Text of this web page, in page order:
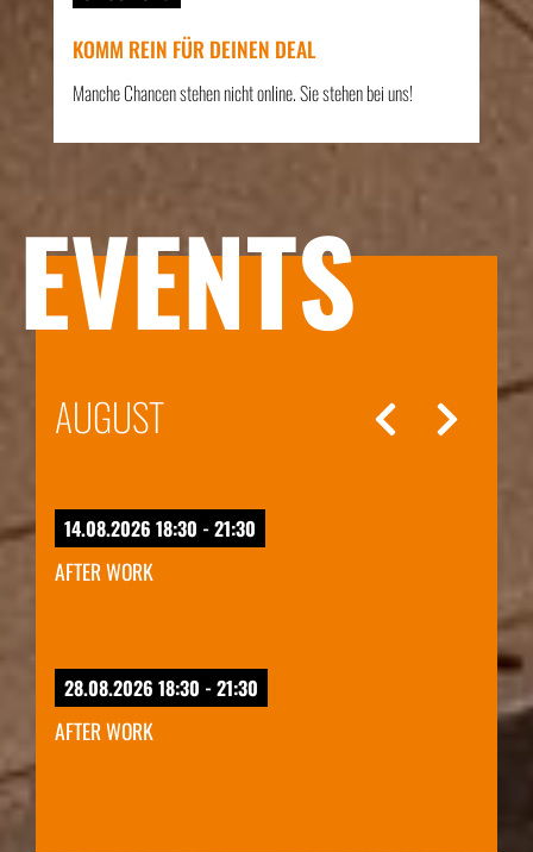
KOMM REIN FÜR DEINEN DEAL
Manche Chancen stehen nicht online. Sie stehen bei uns!
EVENTS
AUGUST
14.08.2026 18:30 - 21:30
AFTER WORK
28.08.2026 18:30 - 21:30
AFTER WORK